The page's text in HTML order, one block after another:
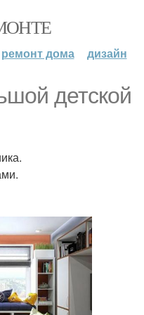
ремонт дома дизайн
детской